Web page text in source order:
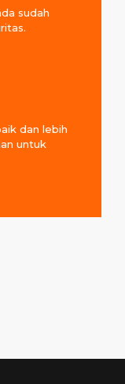
sudah
dan lebih
untuk